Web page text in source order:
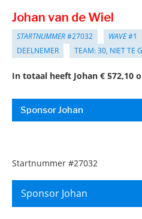
Johan van de Wiel
STARTNUMMER#27032 WAVE#1
DEELNEMER
TEAM: 30, NIET TE
In totaal heeft Johan € 572,10
Sponsor Johan
Startnummer #27032
Sponsor Johan